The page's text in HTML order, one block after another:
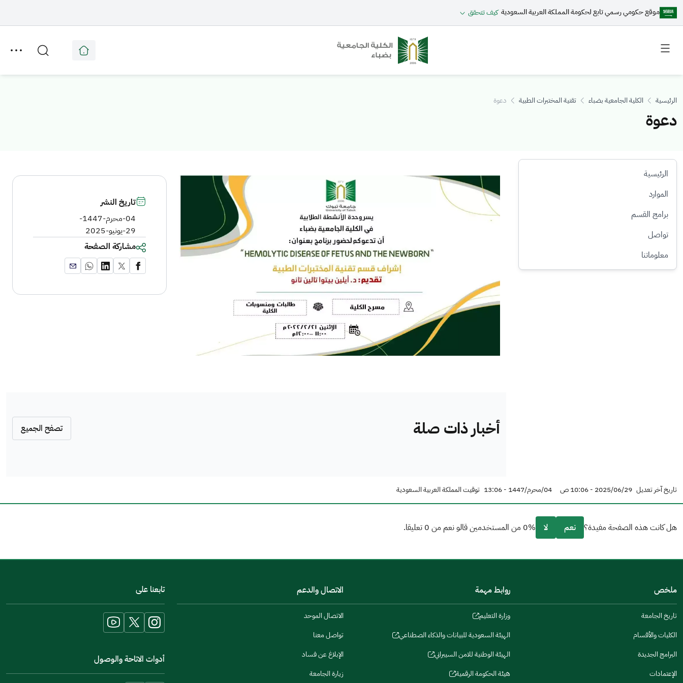
موقع حكومي رسمي تابع لحكومة المملكة العربية السعودية كيف تتحقق
Toggle
menu
Toggle
menu
الرئيسية الكلية الجامعية بضباء تقنية المختبرات الطبية دعوة
دعوة
الرئيسية
الموارد
برامج القسم
تواصل
معلوماتنا
الصورة
تاريخ النشر
04-محرم-1447
-
29-يونيو-2025
مشاركة الصفحة
أخبار ذات صلة تصفح الجميع
تاريخ آخر تعديل 2025/06/29 - 10:06 ص 04/محرم/1447 - 13:06 توقيت المملكة العربية السعودية
هل كانت هذه الصفحة مفيدة؟ نعم لا 0% من المستخدمين قالو نعم من 0 تعليقا.
مكتوبة بشكل جيد
الإجابات كانت مرتبطة
تصميمه يجعله سهل القراءة
أخرى
كانت مفيدة
اخبرنا عن تجربتك في هذه الخدمة ملخص
تاريخ الجامعة
الكليات والأقسام
البرامج الجديدة
الإعتمادات
روابط مهمة
وزارة التعليم
(opens
new
window)
الهيئة السعودية للبيانات والذكاء الصطناعي
(opens
new
الهيئة الوطنية للامن السيبراني
(opens
هيئة الحكومة الرقمية
(opens
الاتصال والدعم
الاتصال الموحد
تواصل معنا
الإبلاغ عن فساد
زيارة الجامعة
تابعنا على
أدوات الاتاحة والوصول